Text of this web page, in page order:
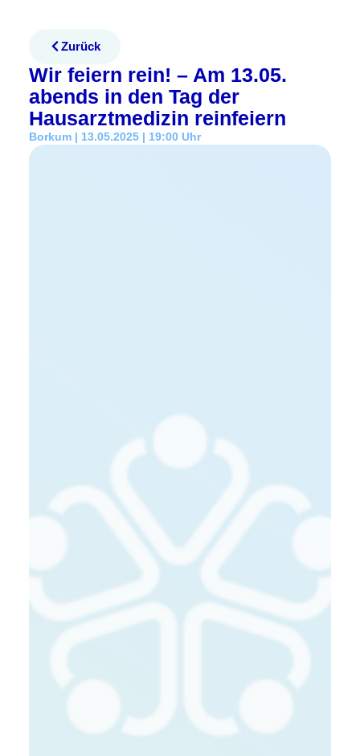
Zurück
Wir feiern rein! – Am 13.05.
abends in den Tag der
Hausarztmedizin reinfeiern
Borkum | 13.05.2025 | 19:00 Uhr